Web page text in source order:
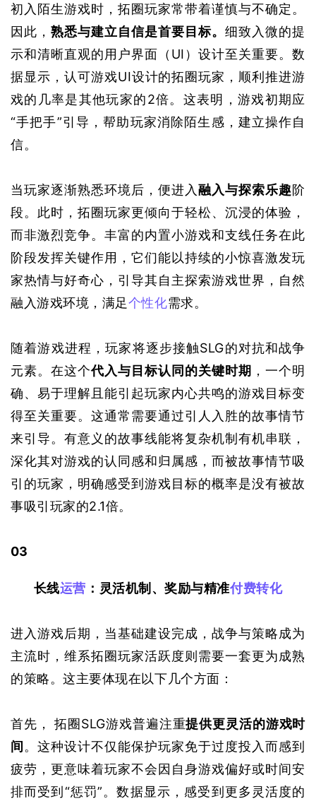
初入陌生游戏时，拓圈玩家常带着谨慎与不确定。
因此，熟悉与建立自信是首要目标。细致入微的提
示和清晰直观的用户界面 （UI）设计至关重要。数
据显示，认可游戏UI设计的拓圈玩家，顺利推进游
戏的几率是其他玩家的2倍。这表明，游戏初期应
“手把手”引导，帮助玩家消除陌生感，建立操作自
信。
当玩家逐渐熟悉环境后，便进入融入与探索乐趣阶
段。此时，拓圈玩家更倾向于轻松、沉浸的体验，
而非激烈竞争。丰富的内置小游戏和支线任务在此
阶段发挥关键作用，它们能以持续的小惊喜激发玩
家热情与好奇心，引导其自主探索游戏世界，自然
融入游戏环境，满足个性化需求。
随着游戏进程，玩家将逐步接触SLG的对抗和战争
元素。在这个代入与目标认同的关键时期 ，一个明
确、易于理解且能引起玩家内心共鸣的游戏目标变
得至关重要。这通常需要通过引人入胜的故事情节
来引导。有意义的故事线能将复杂机制有机串联，
深化其对游戏的认同感和归属感，而被故事情节吸
引的玩家，明确感受到游戏目标的概率是没有被故
事吸引玩家的2.1倍。
03
长线运营 ：灵活机制、奖励与精准付费转化
进入游戏后期，当基础建设完成，战争与策略成为
主流时，维系拓圈玩家活跃度则需要一套更为成熟
的策略。这主要体现在以下几个方面：
首先， 拓圈SLG游戏普遍注重提供更灵活的游戏时
间 。这种设计不仅能保护玩家免于过度投入而感到
疲劳，更意味着玩家不会因自身游戏偏好或时间安
排而受到“惩罚”。数据显示，感受到更多灵活度的